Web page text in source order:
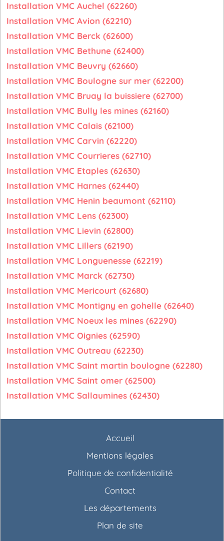
Installation VMC Auchel (62260)
Installation VMC Avion (62210)
Installation VMC Berck (62600)
Installation VMC Bethune (62400)
Installation VMC Beuvry (62660)
Installation VMC Boulogne sur mer (62200)
Installation VMC Bruay la buissiere (62700)
Installation VMC Bully les mines (62160)
Installation VMC Calais (62100)
Installation VMC Carvin (62220)
Installation VMC Courrieres (62710)
Installation VMC Etaples (62630)
Installation VMC Harnes (62440)
Installation VMC Henin beaumont (62110)
Installation VMC Lens (62300)
Installation VMC Lievin (62800)
Installation VMC Lillers (62190)
Installation VMC Longuenesse (62219)
Installation VMC Marck (62730)
Installation VMC Mericourt (62680)
Installation VMC Montigny en gohelle (62640)
Installation VMC Noeux les mines (62290)
Installation VMC Oignies (62590)
Installation VMC Outreau (62230)
Installation VMC Saint martin boulogne (62280)
Installation VMC Saint omer (62500)
Installation VMC Sallaumines (62430)
Accueil
Mentions légales
Politique de confidentialité
Contact
Les départements
Plan de site